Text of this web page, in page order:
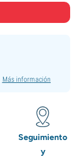
Más información
Seguimiento
y